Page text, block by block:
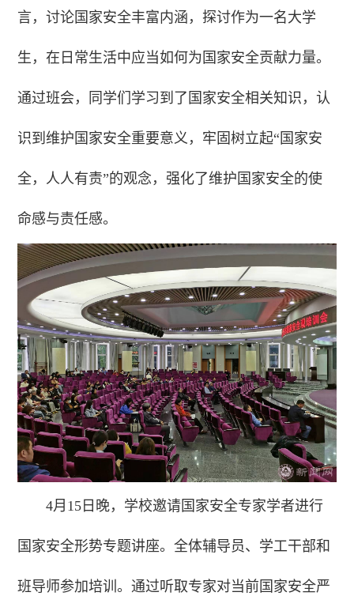
言，讨论国家安全丰富内涵，探讨作为一名大学
生，在日常生活中应当如何为国家安全贡献力量。
通过班会，同学们学习到了国家安全相关知识，认
识到维护国家安全重要意义，牢固树立起“国家安
全，人人有责”的观念，强化了维护国家安全的使
命感与责任感。
4月15日晚，学校邀请国家安全专家学者进行
国家安全形势专题讲座。全体辅导员、学工干部和
班导师参加培训。通过听取专家对当前国家安全严